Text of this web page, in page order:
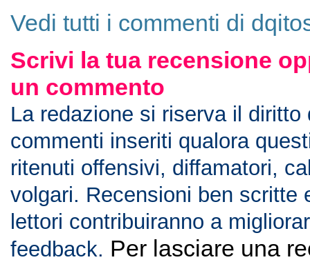
Vedi tutti i commenti di
Scrivi la tua recensione
un commento
La redazione si riserva il diritto
commenti inseriti qualora
ritenuti offensivi, diffamatori,
volgari. Recensioni ben scritte
lettori contribuiranno a
feedback. Per lasciare una